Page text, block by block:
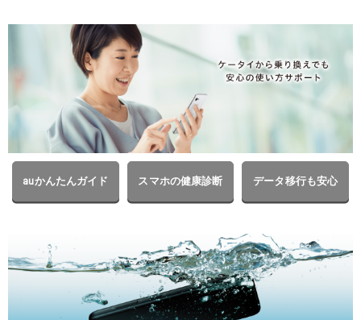
auかんたんガイド スマホの健康診断 データ移行も安心